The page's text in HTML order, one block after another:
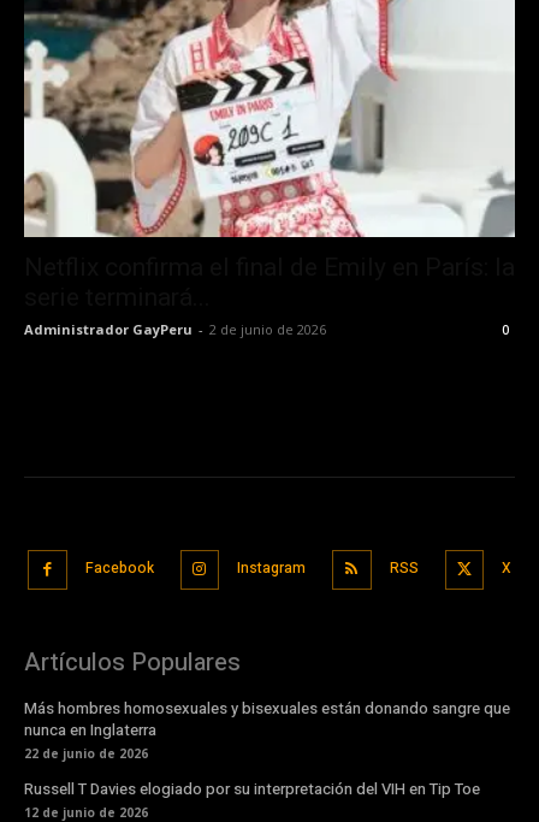
Administrador GayPeru - 2 de junio de 2026 0
Facebook Instagram RSS X
Artículos Populares
Más hombres homosexuales y bisexuales están donando sangre que
nunca en Inglaterra
22 de junio de 2026
Russell T Davies elogiado por su interpretación del VIH en Tip Toe
12 de junio de 2026